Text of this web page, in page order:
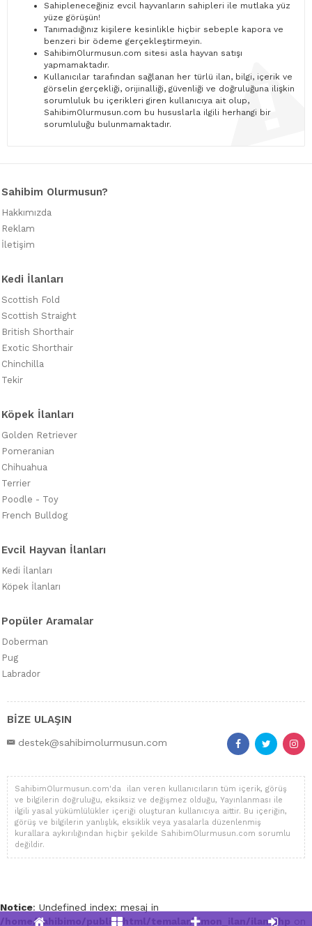
Sahipleneceğiniz evcil hayvanların sahipleri ile mutlaka yüz
yüze görüşün!
Tanımadığınız kişilere kesinlikle hiçbir sebeple kapora ve
benzeri bir ödeme gerçekleştirmeyin.
SahibimOlurmusun.com sitesi asla hayvan satışı
yapmamaktadır.
Kullanıcılar tarafından sağlanan her türlü ilan, bilgi, içerik ve
görselin gerçekliği, orijinalliği, güvenliği ve doğruluğuna ilişkin
sorumluluk bu içerikleri giren kullanıcıya ait olup,
SahibimOlurmusun.com bu hususlarla ilgili herhangi bir
sorumluluğu bulunmamaktadır.
Sahibim Olurmusun?
Hakkımızda
Reklam
İletişim
Kedi İlanları
Scottish Fold
Scottish Straight
British Shorthair
Exotic Shorthair
Chinchilla
Tekir
Köpek İlanları
Golden Retriever
Pomeranian
Chihuahua
Terrier
Poodle - Toy
French Bulldog
Evcil Hayvan İlanları
Kedi İlanları
Köpek İlanları
Popüler Aramalar
Doberman
Pug
Labrador
BİZE ULAŞIN
destek@sahibimolurmusun.com
SahibimOlurmusun.com'da ilan veren kullanıcıların tüm içerik, görüş
ve bilgilerin doğruluğu, eksiksiz ve değişmez olduğu, Yayınlanması ile
ilgili yasal yükümlülükler içeriği oluşturan kullanıcıya aittir. Bu içeriğin,
görüş ve bilgilerin yanlışlık, eksiklik veya yasalarla düzenlenmiş
kurallara aykırılığından hiçbir şekilde SahibimOlurmusun.com sorumlu
değildir.
Notice: Undefined index: mesaj in
/home/sahibimo/public_html/temalar/limon_ilan/ilan.php on